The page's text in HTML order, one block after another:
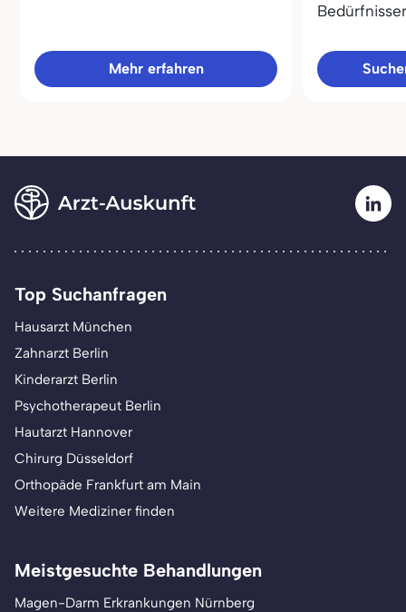
Mehr erfahren
Top Suchanfragen
Hausarzt München
Zahnarzt Berlin
Kinderarzt Berlin
Psychotherapeut Berlin
Hautarzt Hannover
Chirurg Düsseldorf
Orthopäde Frankfurt am Main
Weitere Mediziner finden
Meistgesuchte Behandlungen
Magen-Darm Erkrankungen Nürnberg